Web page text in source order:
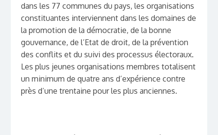
dans les 77 communes du pays, les organisations
constituantes interviennent dans les domaines de
la promotion de la démocratie, de la bonne
gouvernance, de l’Etat de droit, de la prévention
des conflits et du suivi des processus électoraux.
Les plus jeunes organisations membres totalisent
un minimum de quatre ans d’expérience contre
près d’une trentaine pour les plus anciennes.